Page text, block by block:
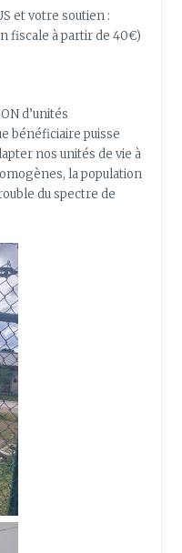
et votre soutien :
fiscale à partir de 40€)
d’unités
bénéficiaire puisse
nos unités de vie à
la population
du spectre de